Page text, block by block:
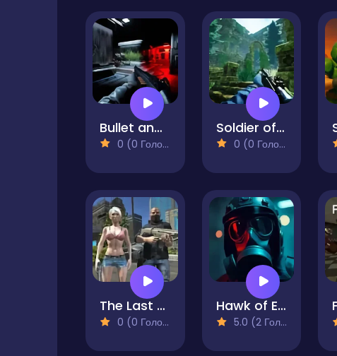
Bullet and Cry in Space
0 (0 Голосів)
Soldier of Ruins - Temple of Apocalypse
0 (0 Голосів)
The Last of Survival 2
0 (0 Голосів)
Hawk of Evil Zombie Invasion
5.0 (2 Голосів)